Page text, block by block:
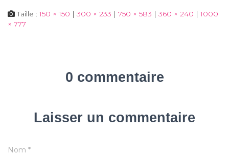
Taille :150 × 150 | 300 × 233 | 750 × 583 | 360 × 240 | 1000
× 777
0 commentaire
Laisser un commentaire
Nom *